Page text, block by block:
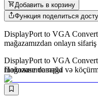
Добавить в корзину
Функция поделиться
DisplayPort to VGA
mağazamızdan onlayn
DisplayPort to VGA
mağazasında nəğd və
Похожие товары